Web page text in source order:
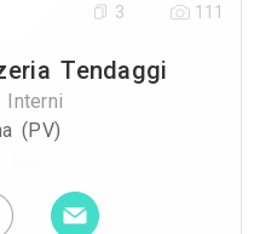
Tendaggi
Interni
(PV)
3 111